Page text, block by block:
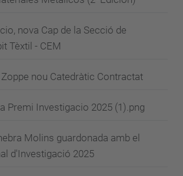
nova Cap de la Secció de
Tèxtil - CEM
nou Catedràtic Contractat
Premi Investigacio 2025 (1).png
Molins guardonada amb el
d'Investigació 2025